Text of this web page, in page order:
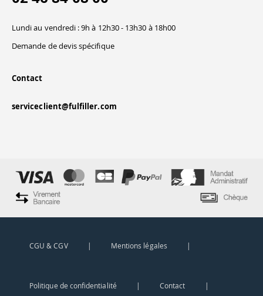
ce site vous intéresse avant de vous
déranger, mais on aimerait bien vous accompagner pendant votre
visite...
C'est OK pour vous ?
déposés par Fulfiller et ses partenaires. Pas d'inquiétude, vous
mes préférences cookies' situé dans le pied de page.
Lundi au vendredi : 9h à 12h30 - 13h30 à 18h00
Demande de devis spécifique
Contact
serviceclient@fulfiller.com
CGU & CGV Mentions légales
Politique de confidentialité Contact